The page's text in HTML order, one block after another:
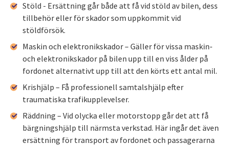
Stöld - Ersättning går både att få vid stöld av bilen, dess
tillbehör eller för skador som uppkommit vid
stöldförsök.
Maskin och elektronikskador – Gäller för vissa maskin-
och elektronikskador på bilen upp till en viss ålder på
fordonet alternativt upp till att den körts ett antal mil.
Krishjälp – Få professionell samtalshjälp efter
traumatiska trafikupplevelser.
Räddning – Vid olycka eller motorstopp går det att få
bärgningshjälp till närmsta verkstad. Här ingår det även
ersättning för transport av fordonet och passagerarna